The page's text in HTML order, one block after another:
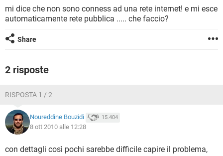
HARDWARE
INSTAGRAM WHATSAPP
TIKTOK FACEBOOK
HARDWARE
iOS WINDOWS 10
COVID-19 GAMING
INTRATTENIMENTO ANDROID
iOS
TIKTOK
mi dice che non sono conness ad una rete internet! e mi esce
automaticamente rete pubblica ..... che faccio?
Share
2 risposte
RISPOSTA 1 / 2
Noureddine Bouzidi 15.404
8 ott 2010 alle 12:28
con dettagli così pochi sarebbe difficile capire il problema,